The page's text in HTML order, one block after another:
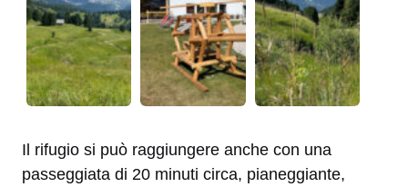
Il rifugio si può raggiungere anche con una
passeggiata di 20 minuti circa, pianeggiante,